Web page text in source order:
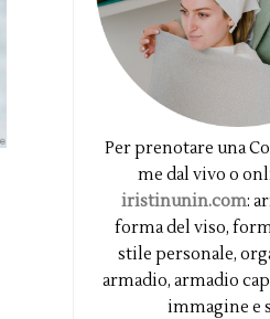
Per prenotare una
me dal vivo o
iristinunin.com:
forma del viso,
stile personale,
armadio, armadio
immagine e